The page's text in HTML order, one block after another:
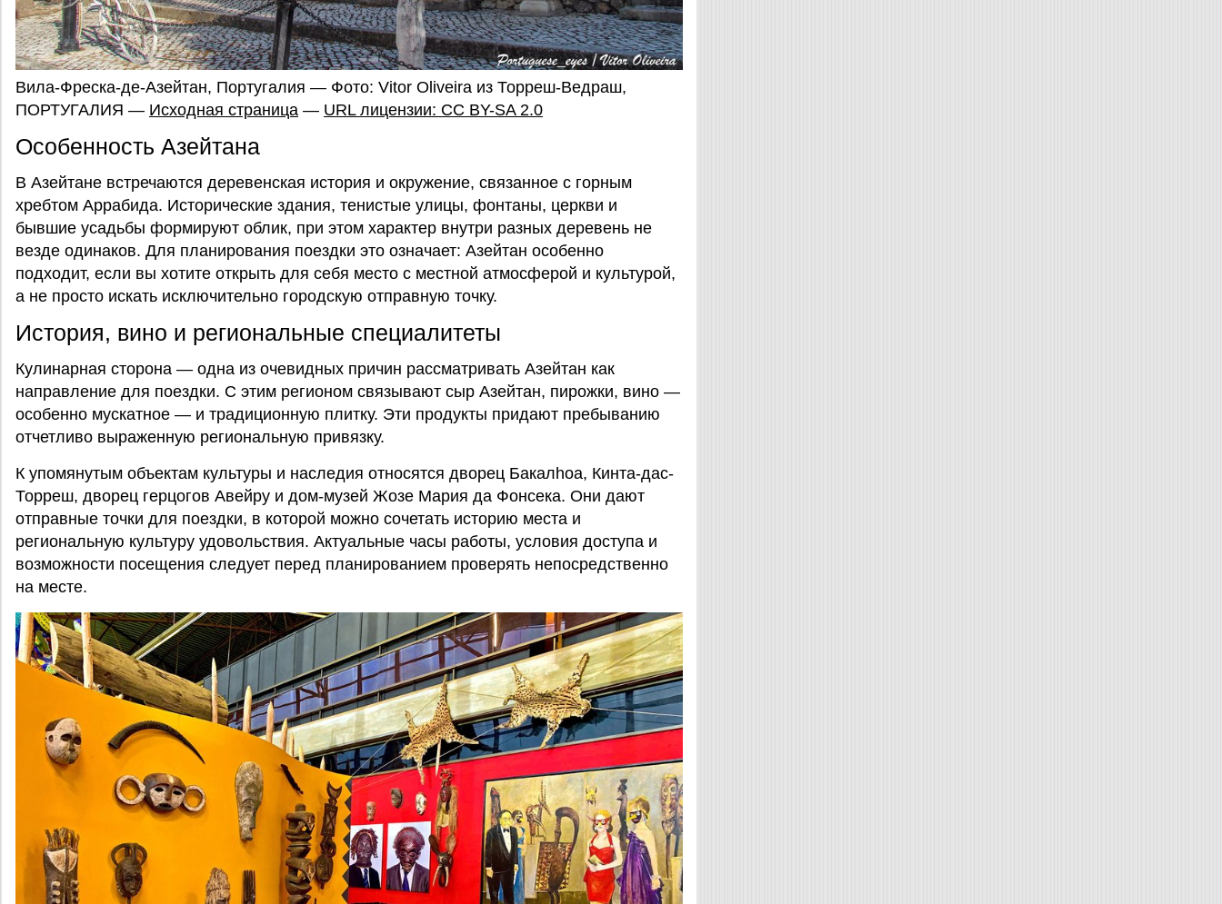
Вила-Фреска-де-Азейтан, Португалия — Фото: Vitor Oliveira из Торреш-Ведраш,
ПОРТУГАЛИЯ — Исходная страница — URL лицензии: CC BY-SA 2.0
Особенность Азейтана
В Азейтaне встречаются деревенская история и окружение, связанное с горным
хребтом Аррабида. Исторические здания, тенистые улицы, фонтаны, церкви и
бывшие усадьбы формируют облик, при этом характер внутри разных деревень не
везде одинаков. Для планирования поездки это означает: Азейтан особенно
подходит, если вы хотите открыть для себя место с местной атмосферой и культурой,
а не просто искать исключительно городскую отправную точку.
История, вино и региональные специалитеты
Кулинарная сторона — одна из очевидных причин рассматривать Азейтан как
направление для поездки. С этим регионом связывают сыр Азейтан, пирожки, вино —
особенно мускатное — и традиционную плитку. Эти продукты придают пребыванию
отчетливо выраженную региональную привязку.
К упомянутым объектам культуры и наследия относятся дворец Бакалhоа, Кинта-дас-
Торреш, дворец герцогов Авейру и дом-музей Жозе Мария да Фонсека. Они дают
отправные точки для поездки, в которой можно сочетать историю места и
региональную культуру удовольствия. Актуальные часы работы, условия доступа и
возможности посещения следует перед планированием проверять непосредственно
на месте.